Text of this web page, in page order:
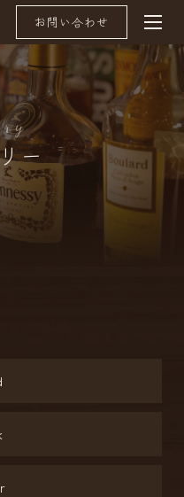
お問い合わせ
ー
ry